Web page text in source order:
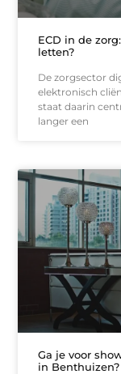
ECD in de
letten?
De zorgsector
elektronisch
staat daarin
langer een
Ga je voor
in Benthuizen?